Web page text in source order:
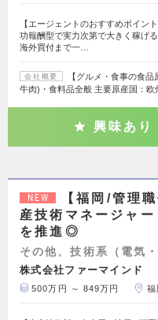
【エージェントのおすすめポイン
功報酬型で実力次第で大きく稼げ
海外買付まで一…
会社概要
【グルメ・食事の食
牛肉)・食料品全般 主要原産国：
興味あり
NEW
【福岡/管理
産技術マネージャ
を推進◎
その他、技術系（電気
株式会社ファーマインド
500万円 ～ 849万円 福